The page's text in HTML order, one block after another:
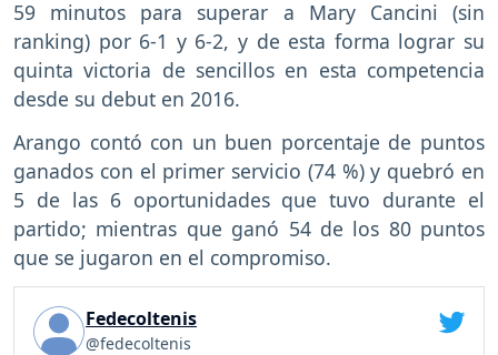
59 minutos para superar a Mary Cancini (sin
ranking) por 6-1 y 6-2, y de esta forma lograr su
quinta victoria de sencillos en esta competencia
desde su debut en 2016.
Arango contó con un buen porcentaje de puntos
ganados con el primer servicio (74 %) y quebró en
5 de las 6 oportunidades que tuvo durante el
partido; mientras que ganó 54 de los 80 puntos
que se jugaron en el compromiso.
Fedecoltenis
@fedecoltenis